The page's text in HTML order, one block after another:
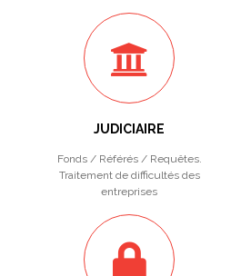
JUDICIAIRE
Fonds / Référés / Requêtes.
Traitement de difficultés des
entreprises